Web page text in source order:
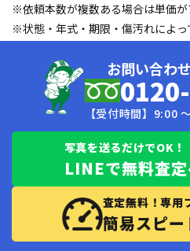
※依頼本数が複数ある場合は単価が
※状態・年式・期限・傷汚れによっ
お問い合わ
【受付時間】
写真を送るだけでOK！
LINEで無料査定
査定無料！専用
簡易スピー